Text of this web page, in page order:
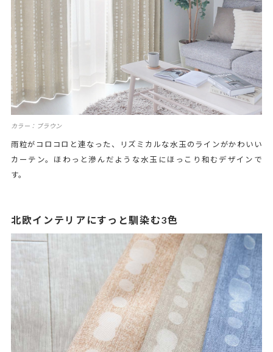
カラー：ブラウン
雨粒がコロコロと連なった、リズミカルな水玉のラインがかわいい
カーテン。ほわっと滲んだような水玉にほっこり和むデザインで
す。
北欧インテリアにすっと馴染む3色